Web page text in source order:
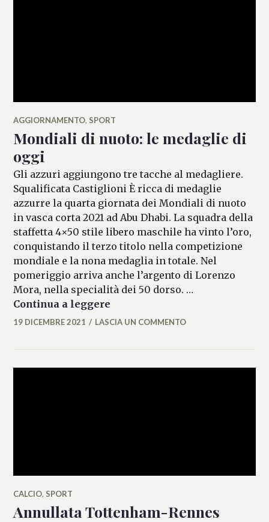
AGGIORNAMENTO, SPORT
Mondiali di nuoto: le medaglie di
oggi
Gli azzuri aggiungono tre tacche al medagliere.
Squalificata Castiglioni È ricca di medaglie
azzurre la quarta giornata dei Mondiali di nuoto
in vasca corta 2021 ad Abu Dhabi. La squadra della
staffetta 4×50 stile libero maschile ha vinto l’oro,
conquistando il terzo titolo nella competizione
mondiale e la nona medaglia in totale. Nel
pomeriggio arriva anche l’argento di Lorenzo
Mora, nella specialità dei 50 dorso. …
Continua a leggere
MARIANNA
19 DICEMBRE 2021 LASCIA UN COMMENTO
CALCIO, SPORT
Annullata Tottenham-Rennes